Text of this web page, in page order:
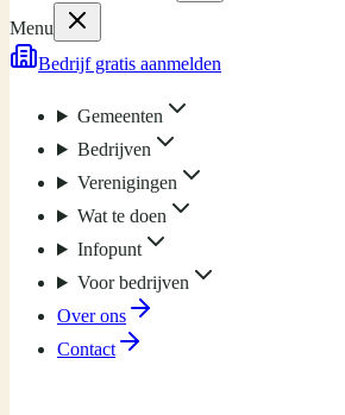
Menu
Bedrijf gratis aanmelden
Gemeenten
Bedrijven
Verenigingen
Wat te doen
Infopunt
Voor bedrijven
Over ons
Contact